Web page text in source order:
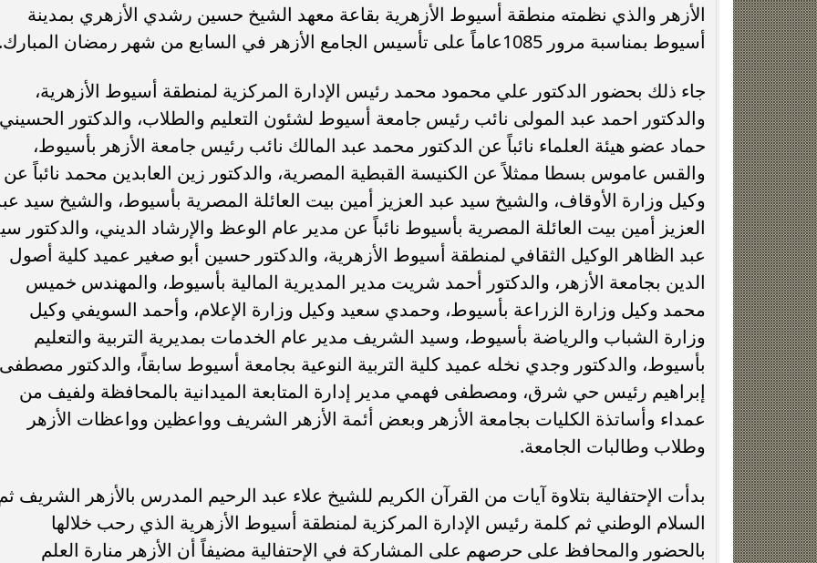
الأزهر والذي نظمته منطقة أسيوط الأزهرية بقاعة معهد الشيخ حسين رشدي الأزهري بمدينة
أسيوط بمناسبة مرور 1085عاماً على تأسيس الجامع الأزهر في السابع من شهر رمضان المبارك.
جاء ذلك بحضور الدكتور علي محمود محمد رئيس الإدارة المركزية لمنطقة أسيوط الأزهرية،
والدكتور احمد عبد المولى نائب رئيس جامعة أسيوط لشئون التعليم والطلاب، والدكتور الحسيني
حماد عضو هيئة العلماء نائباً عن الدكتور محمد عبد المالك نائب رئيس جامعة الأزهر بأسيوط،
والقس عاموس بسطا ممثلاً عن الكنيسة القبطية المصرية، والدكتور زين العابدين محمد نائباً عن
وكيل وزارة الأوقاف، والشيخ سيد عبد العزيز أمين بيت العائلة المصرية بأسيوط، والشيخ سيد
العزيز أمين بيت العائلة المصرية بأسيوط نائباً عن مدير عام الوعظ والإرشاد الديني، والدكتور
عبد الظاهر الوكيل الثقافي لمنطقة أسيوط الأزهرية، والدكتور حسين أبو صغير عميد كلية أصول
الدين بجامعة الأزهر، والدكتور أحمد شريت مدير المديرية المالية بأسيوط، والمهندس خميس
محمد وكيل وزارة الزراعة بأسيوط، وحمدي سعيد وكيل وزارة الإعلام، وأحمد السويفي وكيل
وزارة الشباب والرياضة بأسيوط، وسيد الشريف مدير عام الخدمات بمديرية التربية والتعليم
بأسيوط، والدكتور وجدي نخله عميد كلية التربية النوعية بجامعة أسيوط سابقاً، والدكتور مصطفى
إبراهيم رئيس حي شرق، ومصطفى فهمي مدير إدارة المتابعة الميدانية بالمحافظة ولفيف من
عمداء وأساتذة الكليات بجامعة الأزهر وبعض أئمة الأزهر الشريف وواعظين وواعظات الأزهر
وطلاب وطالبات الجامعة.
بدأت الإحتفالية بتلاوة آيات من القرآن الكريم للشيخ علاء عبد الرحيم المدرس بالأزهر الشريف
السلام الوطني ثم كلمة رئيس الإدارة المركزية لمنطقة أسيوط الأزهرية الذي رحب خلالها
بالحضور والمحافظ على حرصهم على المشاركة في الإحتفالية مضيفاً أن الأزهر منارة العلم